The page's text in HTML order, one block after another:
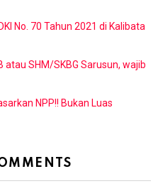
No. 70 Tahun 2021 di Kalibata
atau SHM/SKBG Sarusun, wajib
NPP!! Bukan Luas